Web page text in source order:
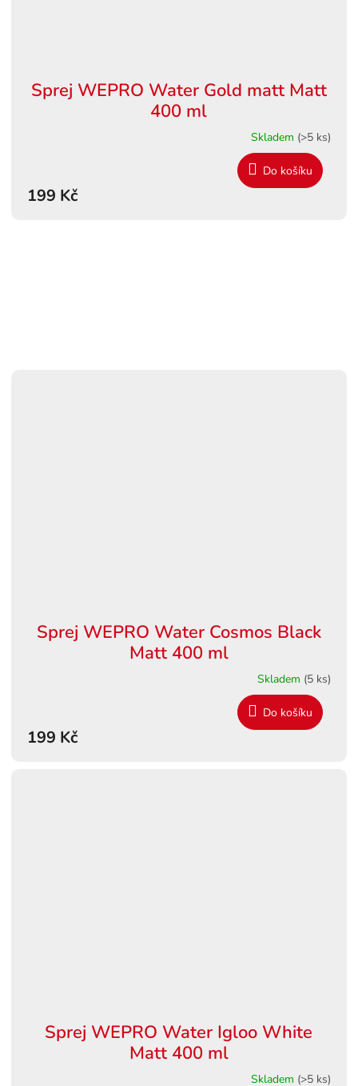
Sprej WEPRO Water Gold matt Matt
400 ml
Skladem (>5 ks)
199 Kč
Do košíku
Sprej WEPRO Water Cosmos Black
Matt 400 ml
Skladem (5 ks)
199 Kč
Do košíku
Sprej WEPRO Water Igloo White
Matt 400 ml
Skladem (>5 ks)